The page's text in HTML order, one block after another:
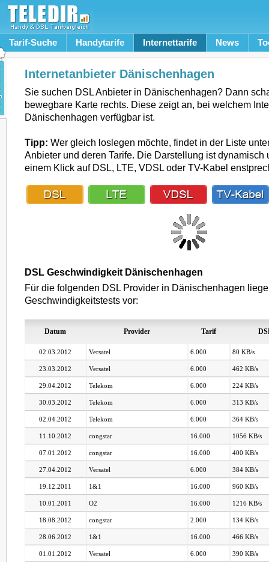
Tarif-Suche Handytarife Internettarife News
Internetanbieter Dänischenhagen
Sie suchen DSL Anbieter in Dänischenhagen? Dann
bewegbare Karte rechts. Diese zeigt an, bei welchem
Dänischenhagen verfügbar ist.
Tipp: Wer gleich loslegen möchte, findet in der Liste
Anbieter und deren Tarife. Die Darstellung ist dynamisch
einem Klick auf DSL, LTE, VDSL oder TV-Kabel
DSL Geschwindigkeit Dänischenhagen
Für die folgenden DSL Provider in Dänischenhagen
Geschwindigkeitstests vor:
Datum Provider Tarif
02.03.2012 Versatel 6.000 80 KB/s
23.03.2012 Versatel 6.000 462 KB/s
29.04.2012 Telekom 6.000 224 KB/s
30.03.2012 Telekom 6.000 313 KB/s
02.04.2012 Telekom 6.000 364 KB/s
11.10.2012 congstar 16.000 1056 KB/s
07.01.2012 congstar 16.000 400 KB/s
27.04.2012 Versatel 6.000 384 KB/s
19.12.2011 1&1 16.000 960 KB/s
10.01.2011 O2 16.000 1216 KB/s
18.08.2012 congstar 2.000 134 KB/s
28.06.2012 1&1 16.000 466 KB/s
01.01.2012 Versatel 6.000 390 KB/s